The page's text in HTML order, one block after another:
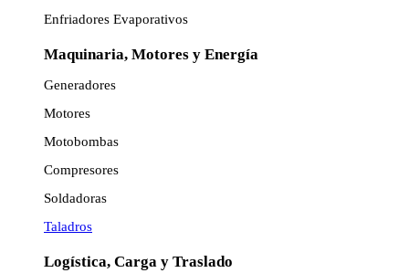
Enfriadores Evaporativos
Maquinaria, Motores y Energía
Generadores
Motores
Motobombas
Compresores
Soldadoras
Taladros
Logística, Carga y Traslado